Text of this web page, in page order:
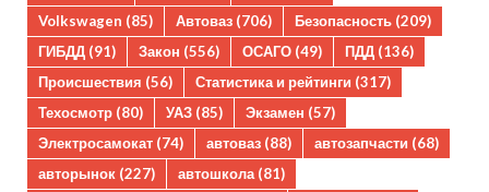
Volkswagen (85) Автоваз (706) Безопасность (209)
ГИБДД (91) Закон (556) ОСАГО (49) ПДД (136)
Происшествия (56) Статистика и рейтинги (317)
Техосмотр (80) УАЗ (85) Экзамен (57)
Электросамокат (74) автоваз (88) автозапчасти (68)
авторынок (227) автошкола (81)